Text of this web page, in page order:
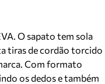
O sapato tem sola
tiras de cordão torcido
Com formato
os dedos e também